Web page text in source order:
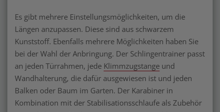
Es gibt mehrere Einstellungsmöglichkeiten, um die
Längen anzupassen. Diese sind aus schwarzem
Kunststoff. Ebenfalls mehrere Möglichkeiten haben Sie
bei der Wahl der Anbringung. Der Schlingentrainer passt
an jeden Türrahmen, jede Klimmzugstange und
Wandhalterung, die dafür ausgewiesen ist und jeden
Balken oder Baum im Garten. Der Karabiner in
Kombination mit der Stabilisationsschlaufe als Zubehör